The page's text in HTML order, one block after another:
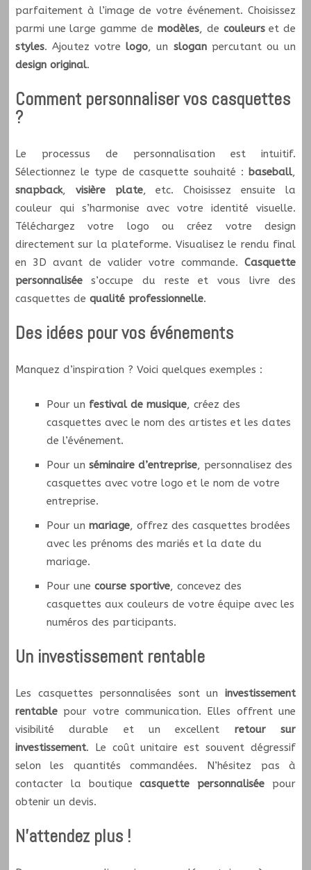
parfaitement à l’image de votre événement. Choisissez
parmi une large gamme de modèles, de couleurset de
styles. Ajoutez votrelogo, un sloganpercutant ou un
design original.
Comment personnaliser vos casquettes
?
Le processus de personnalisation est intuitif.
Sélectionnez le type de casquette souhaité : baseball,
snapback, visière plate, etc. Choisissez ensuite la
couleur qui s’harmonise avec votre identité visuelle.
Téléchargez votre logo ou créez votre design
directement sur la plateforme. Visualisez le rendu final
en 3D avant de valider votre commande.Casquette
personnalisées’occupe du reste et vous livre des
casquettes de qualité professionnelle.
Des idées pour vos événements
Manquez d’inspiration ? Voici quelques exemples :
Pour un festival de musique, créez des
casquettes avec le nom des artistes et les dates
de l’événement.
Pour un séminaire d’entreprise, personnalisez des
casquettes avec votre logo et le nom de votre
entreprise.
Pour un mariage, offrez des casquettes brodées
avec les prénoms des mariés et la date du
mariage.
Pour une course sportive, concevez des
casquettes aux couleurs de votre équipe avec les
numéros des participants.
Un investissement rentable
Les casquettes personnalisées sont uninvestissement
rentablepour votre communication. Elles offrent une
visibilité durable et un excellent retour sur
investissement. Le coût unitaire est souvent dégressif
selon les quantités commandées. N’hésitez pas à
contacter la boutiquecasquette personnalisée pour
obtenir un devis.
N’attendez plus !